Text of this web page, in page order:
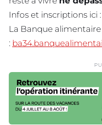
Infos et inscriptions ici :
La Banque
: